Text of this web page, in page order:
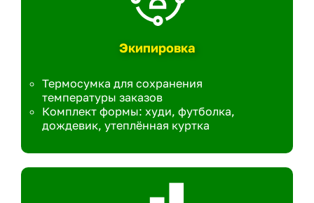
Экипировка
Термосумка для сохранения
температуры заказов
Комплект формы: худи, футболка,
дождевик, утеплённая куртка